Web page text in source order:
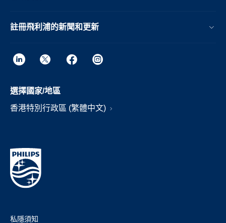
註冊飛利浦的新聞和更新
選擇國家/地區
香港特別行政區 (繁體中文)
私隱須知